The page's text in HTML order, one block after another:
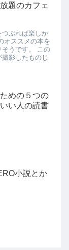
題のカフェ
ぶれば楽しか
オススメの本を
そうです。 この
影したものじ
めの５つの
い人の読書
小説とか